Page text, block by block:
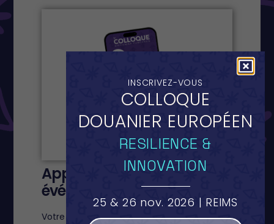
Application mobile
événementielle
Votre présence est valorisée via un profil
INSCRIVEZ-VOUS
COLLOQUE
DOUANIER EUROPÉEN
RESILIENCE &
INNOVATION
25 & 26 nov. 2026 | REIMS